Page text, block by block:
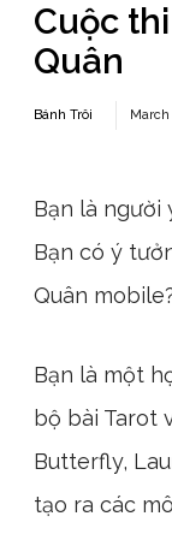
Cuộc
Quân
Bánh Trôi March
Bạn là người
Bạn có ý
Quân
Bạn là một
bộ bài Tarot
Butterfly,
tạo ra các